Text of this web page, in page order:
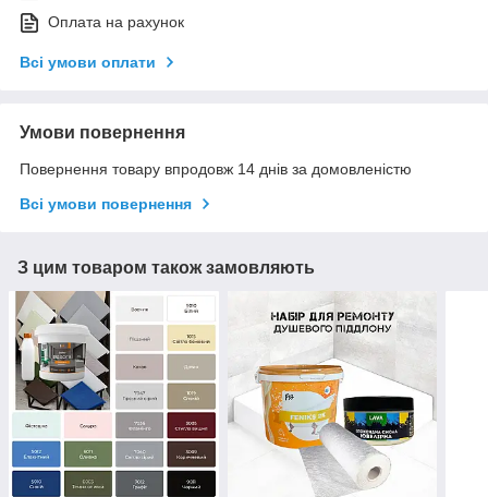
Оплата на рахунок
Всі умови оплати
Умови повернення
Повернення товару впродовж 14 днів за домовленістю
Всі умови повернення
З цим товаром також замовляють